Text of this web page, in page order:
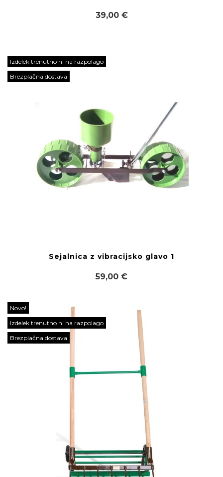
39,00 €
Izdelek trenutno ni na razpolago
Brezplačna dostava
Sejalnica z vibracijsko glavo 1
59,00 €
Izdelek trenutno ni na razpolago
Novo!
Brezplačna dostava